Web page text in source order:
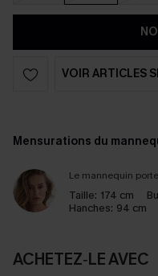
VOIR ARTICLES
Mensurations du
Le mannequin
Taille: 174 cm
Hanches: 94 cm
ACHETEZ‑LE AVEC